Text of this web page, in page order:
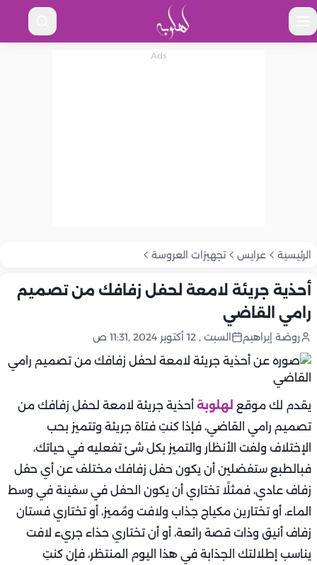
الرئيسية عرايس تجهيزات العروسة
أحذية جريئة لامعة لحفل زفافك من تصميم
رامي القاضي
روضة إبراهيم السبت , 12 أكتوبر 2024 ,11:31 ص
يقدم لك موقع لهلوبة أحذية جريئة لامعة لحفل زفافك من
تصميم رامي القاضي، فإذا كنتِ فتاة جريئة وتتميز بحب
الإختلاف ولفت الأنظار والتميز بكل شئ تفعليه في حياتك،
فبالطبع ستفضلين أن يكون حفل زفافك مختلف عن أي حفل
زفاف عادي، فمثلًا تختاري أن يكون الحفل في سفينة في وسط
الماء، أو تختارين مكياج جذاب ولافت ومُميز، أو تختاري فستان
زفاف أنيق وذات قصة رائعة، أو أن تختاري حذاء جريء لافت
يناسب إطلالتك الجذابة في هذا اليوم المنتظر، فإن كنتِ